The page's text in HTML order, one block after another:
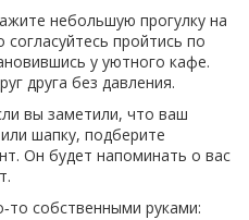
небольшую прогулку на
пройтись по
у уютного кафе.
друга без давления.
вы заметили, что ваш
шапку, подберите
Он будет напоминать о вас
собственными руками: